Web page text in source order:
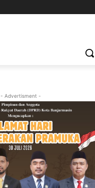
- Advertisment -